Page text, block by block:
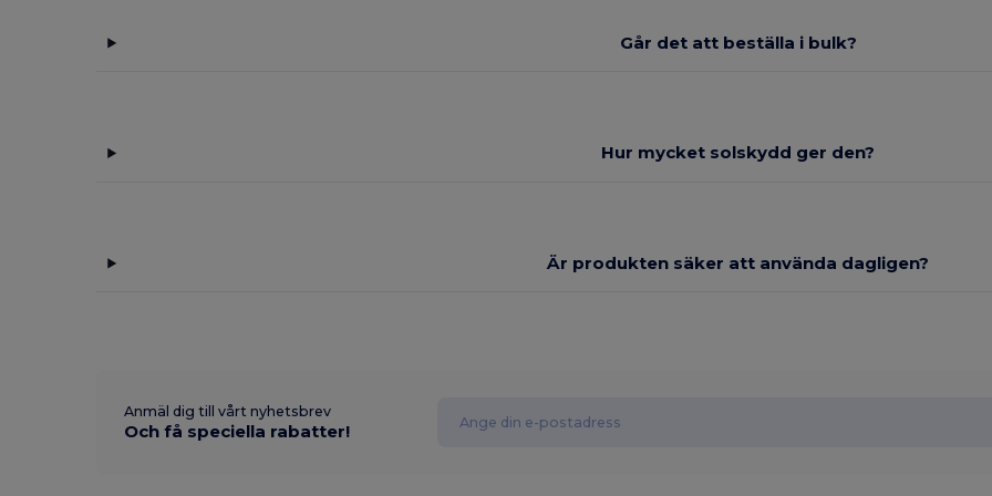
Går det att beställa i bulk?
Hur mycket solskydd ger den?
Är produkten säker att använda dagligen?
Anmäl dig till vårt nyhetsbrev
Och få speciella rabatter!